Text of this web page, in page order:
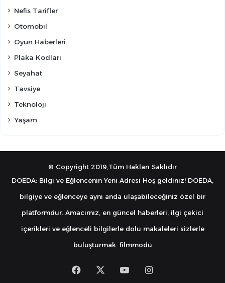
Nefis Tarifler
Otomobil
Oyun Haberleri
Plaka Kodları
Seyahat
Tavsiye
Teknoloji
Yaşam
© Copyright 2019,Tüm Hakları Saklıdır
DOEDA: Bilgi ve Eğlencenin Yeni Adresi Hoş geldiniz! DOEDA,
bilgiye ve eğlenceye aynı anda ulaşabileceğiniz özel bir
platformdur. Amacımız, en güncel haberleri, ilgi çekici
içerikleri ve eğlenceli bilgilerle dolu makaleleri sizlerle
buluşturmak. filmmodu
FacebookYouTubeInstagram